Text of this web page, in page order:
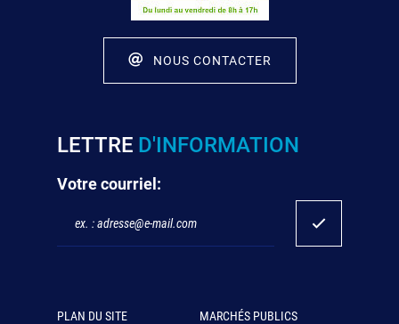
NOUS CONTACTER
LETTRE D'INFORMATION
Votre courriel:
PLAN DU SITE MARCHÉS PUBLICS